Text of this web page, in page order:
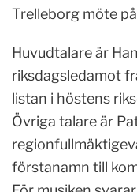
Trelleborg möte
Huvudtalare är
riksdagsledamot
listan i höstens
Övriga talare är
förstanamn till